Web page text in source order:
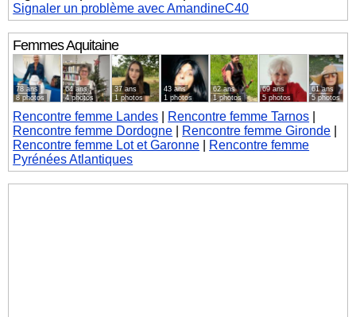
Signaler un problème avec AmandineC40
FemmesAquitaine
78 ans
8 photos
64 ans
4 photos
37 ans
1 photos
43 ans
1 photos
62 ans
1 photos
69 ans
5 photos
61 ans
5 photos
Rencontre femme Landes Rencontre femme Tarnos
Rencontre femme Dordogne
Rencontre femme Gironde
Rencontre femme Lot et Garonne
Rencontre femme
Pyrénées Atlantiques